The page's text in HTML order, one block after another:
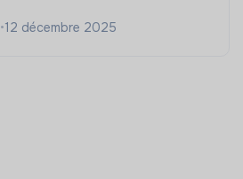
•12 décembre 2025